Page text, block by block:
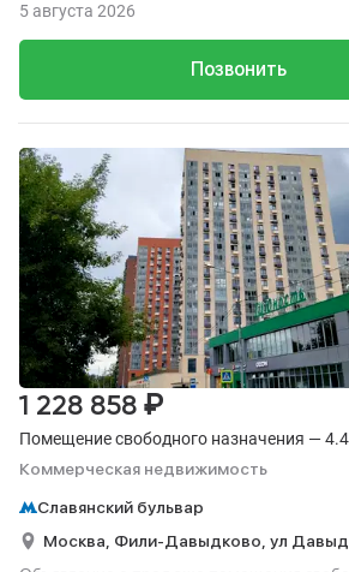
Позвонить
5 августа 2026
Помещение свободного назначения —
Коммерческая недвижимость
1 228 858 ₽
Славянский бульвар
Москва, Фили-Давыдково, ул